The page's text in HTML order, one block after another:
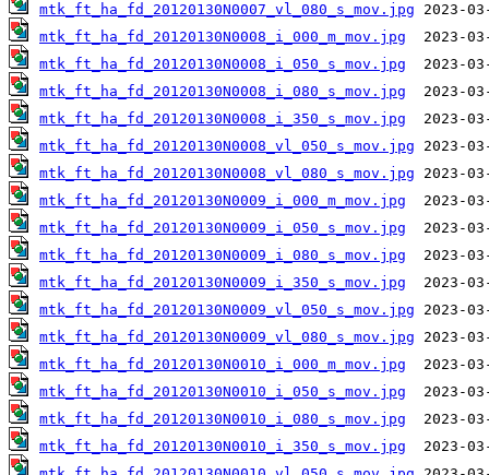
mtk_ft_ha_fd_20120130N0007_vl_080_s_mov.jpg
mtk_ft_ha_fd_20120130N0008_i_000_m_mov.jpg
mtk_ft_ha_fd_20120130N0008_i_050_s_mov.jpg
mtk_ft_ha_fd_20120130N0008_i_080_s_mov.jpg
mtk_ft_ha_fd_20120130N0008_i_350_s_mov.jpg
mtk_ft_ha_fd_20120130N0008_vl_050_s_mov.jpg
mtk_ft_ha_fd_20120130N0008_vl_080_s_mov.jpg
mtk_ft_ha_fd_20120130N0009_i_000_m_mov.jpg
mtk_ft_ha_fd_20120130N0009_i_050_s_mov.jpg
mtk_ft_ha_fd_20120130N0009_i_080_s_mov.jpg
mtk_ft_ha_fd_20120130N0009_i_350_s_mov.jpg
mtk_ft_ha_fd_20120130N0009_vl_050_s_mov.jpg
mtk_ft_ha_fd_20120130N0009_vl_080_s_mov.jpg
mtk_ft_ha_fd_20120130N0010_i_000_m_mov.jpg
mtk_ft_ha_fd_20120130N0010_i_050_s_mov.jpg
mtk_ft_ha_fd_20120130N0010_i_080_s_mov.jpg
mtk_ft_ha_fd_20120130N0010_i_350_s_mov.jpg